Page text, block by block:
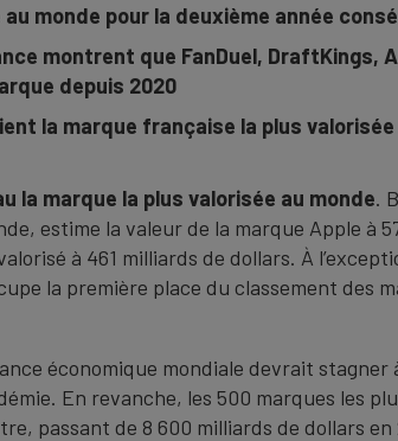
monde pour la deuxième année
montrent que FanDuel, DraftKings,
depuis 2020
la marque française la plus valorisée
la marque la plus valorisée au monde.
estime la valeur de la marque Apple à
à 461 milliards de dollars. À
la première place du classement des
économique mondiale devrait
En revanche, les 500 marques les
passant de 8 600 milliards de dollars